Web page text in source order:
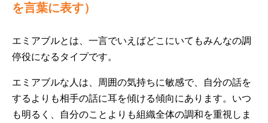
を言葉に表す）
エミアブルとは、一言でいえばどこにいてもみんなの調
停役になるタイプです。
エミアブルな人は、周囲の気持ちに敏感で、自分の話を
するよりも相手の話に耳を傾ける傾向にあります。いつ
も明るく、自分のことよりも組織全体の調和を重視しま